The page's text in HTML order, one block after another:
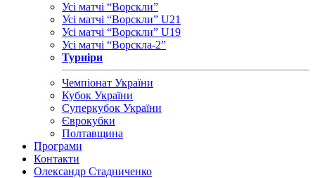
Усі матчі “Ворскли”
Усі матчі “Ворскли” U21
Усі матчі “Ворскли” U19
Усі матчі “Ворскла-2”
Турніри
Чемпіонат України
Кубок України
Суперкубок України
Єврокубки
Полтавщина
Програми
Контакти
Олександр Стадниченко